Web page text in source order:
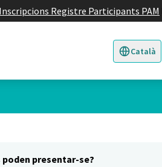
Inscripcions Registre Participants PAM
Català
Triar la
5
presentar-se?